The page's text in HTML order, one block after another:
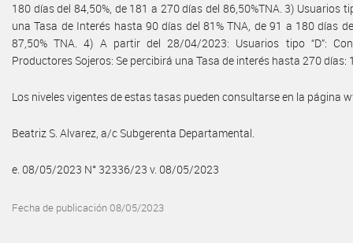
180 días del 84,50%, de 181 a 270 días del 86,50%TNA. 3) Usuarios
una Tasa de Interés hasta 90 días del 81% TNA, de 91 a 180 días
87,50% TNA. 4) A partir del 28/04/2023: Usuarios tipo “D”:
Productores Sojeros: Se percibirá una Tasa de interés hasta 270 días:
Los niveles vigentes de estas tasas pueden consultarse en la página
Beatriz S. Alvarez, a/c Subgerenta Departamental.
e. 08/05/2023 N° 32336/23 v. 08/05/2023
Fecha de publicación 08/05/2023